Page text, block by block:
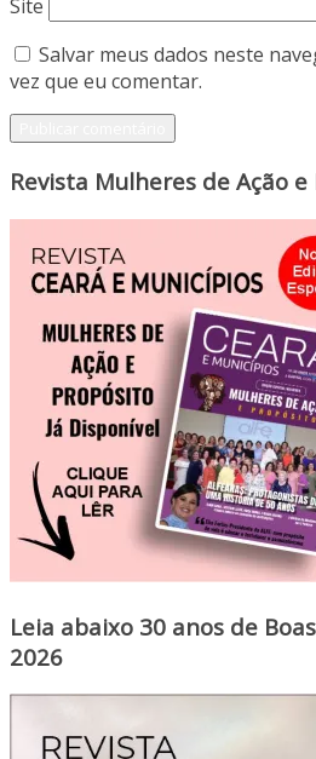
Site
Salvar meus dados neste
vez que eu comentar.
Revista Mulheres de Ação
Leia abaixo 30 anos de
2026